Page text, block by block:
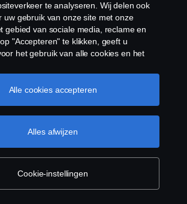
privacy-policy-ipaper
www.facebook.com/policy.php
www.linkedin.com/legal/privacy-policy
privacy/policy.html
te analyseren. Wij delen ook
uw gebruik van onze site met onze
gebied van sociale media, reclame en
"Accepteren" te klikken, geeft u
het gebruik van alle cookies en het
Instellingen" te klikken en de
selecteren die u wilt accepteren. Voor een
beleid
Cookie-instellingen
Alles afwijzen
Alle cookies accepteren